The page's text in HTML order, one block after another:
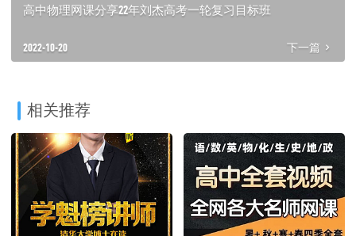
高中物理网课分享22年刘杰高考一轮复习目标班
2022-10-20 下一篇
相关推荐